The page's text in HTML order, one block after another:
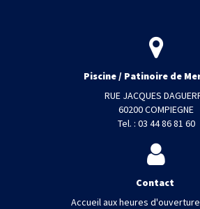
Piscine / Patinoire de
RUE JACQUES
60200 COMPIEGNE
Tel. : 03 44 86 81 60
Contact
Accueil aux heures